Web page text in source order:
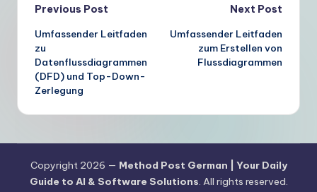
Post
navigation
Previous Post
Umfassender Leitfaden
zu
Datenflussdiagrammen
(DFD) und Top-Down-
Zerlegung
Next Post
Umfassender Leitfaden
zum Erstellen von
Flussdiagrammen
Copyright 2026 — Method Post German | Your Daily
Guide to AI & Software Solutions. All rights reserved.